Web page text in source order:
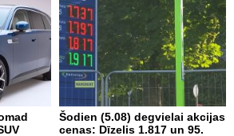
Šodien (5.08) degvielai akcijas
cenas: Dīzelis 1.817 un 95.